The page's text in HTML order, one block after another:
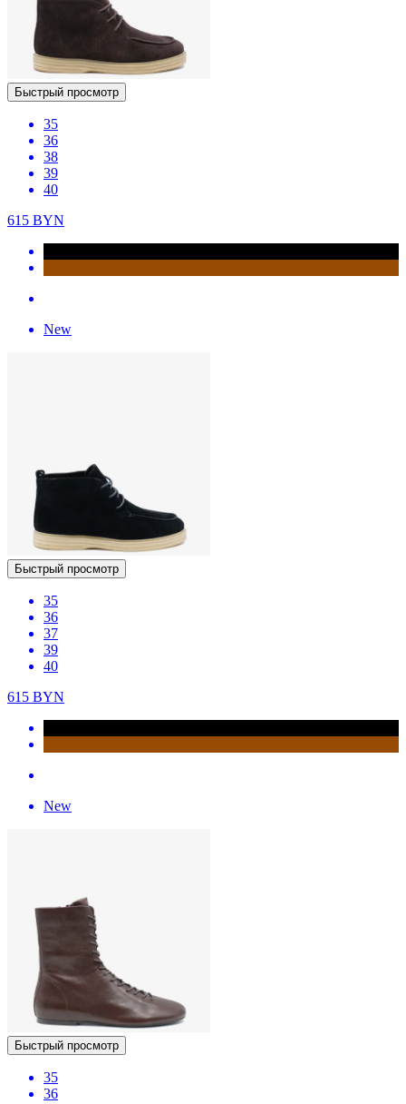
Быстрый просмотр
35
36
38
39
40
615 BYN
New
Быстрый просмотр
35
36
37
39
40
615 BYN
New
Быстрый просмотр
35
36